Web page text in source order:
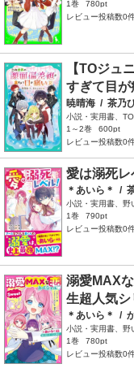
1巻
780pt
レビュー投稿数0
【TOジュ
すぎて目が
暁晴海 / 茶乃
小説・実用書、
1～2巻
600pt
レビュー投稿数0
愛は溺死レ
＊あいら＊ /
小説・実用書、野
1巻
790pt
レビュー投稿数0
溺愛MAX
生超人気シ
＊あいら＊ /
小説・実用書、野
1巻
780pt
レビュー投稿数0